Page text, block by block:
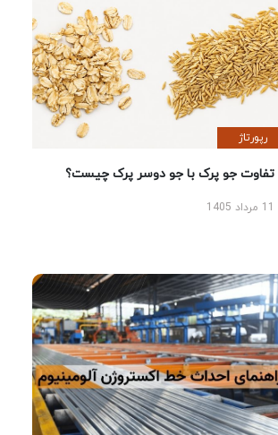
رپورتاژ
تفاوت جو پرک با جو دوسر پرک چیست؟